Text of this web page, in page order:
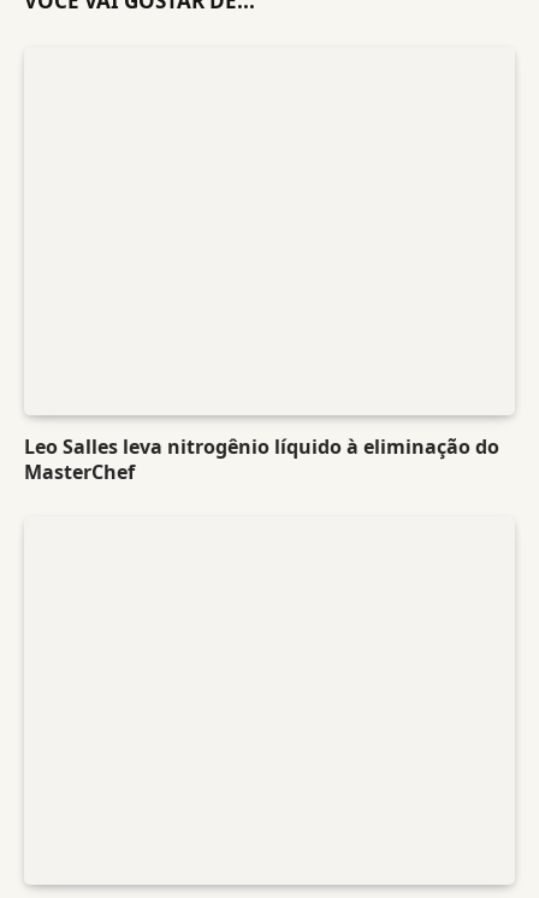
Leo Salles leva nitrogênio líquido à eliminação do
MasterChef